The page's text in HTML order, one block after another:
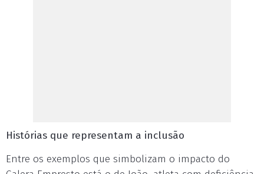
Histórias que representam a inclusão
Entre os exemplos que simbolizam o impacto do